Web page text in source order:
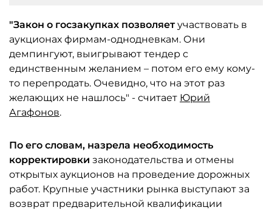
"Закон о госзакупках позволяетучаствовать в
аукционах фирмам-однодневкам. Они
демпингуют, выигрывают тендер с
единственным желанием – потом его ему кому-
то перепродать. Очевидно, что на этот раз
желающих не нашлось" - считает Юрий
Агафонов.
По его словам, назрела необходимость
корректировки законодательства и отмены
открытых аукционов на проведение дорожных
работ. Крупные участники рынка выступают за
возврат предварительной квалификации